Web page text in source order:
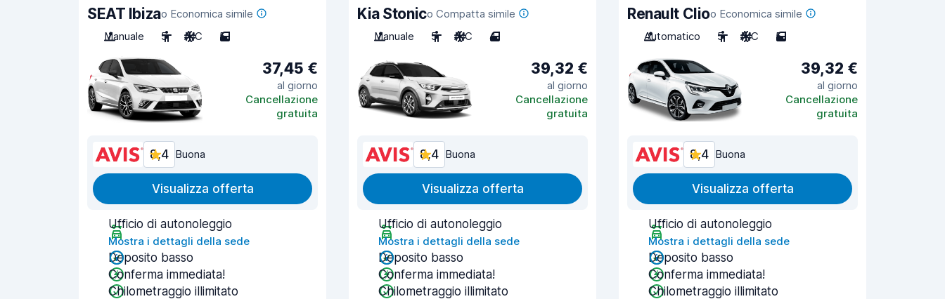
SEAT Ibizao Economica simile
Manuale
5 A/C 5
37,45 €
al giorno
Cancellazione
gratuita
8,4 Buona
Visualizza offerta
Ufficio di autonoleggio
Mostra i dettagli della sede
Deposito basso
Conferma immediata!
Chilometraggio illimitato
Kia Stonico Compatta simile
Manuale
5 A/C 4
39,32 €
al giorno
Cancellazione
gratuita
8,4 Buona
Visualizza offerta
Ufficio di autonoleggio
Mostra i dettagli della sede
Deposito basso
Conferma immediata!
Chilometraggio illimitato
Renault Clioo Economica simile
Automatico
5 A/C 5
39,32 €
al giorno
Cancellazione
gratuita
8,4 Buona
Visualizza offerta
Ufficio di autonoleggio
Mostra i dettagli della sede
Deposito basso
Conferma immediata!
Chilometraggio illimitato